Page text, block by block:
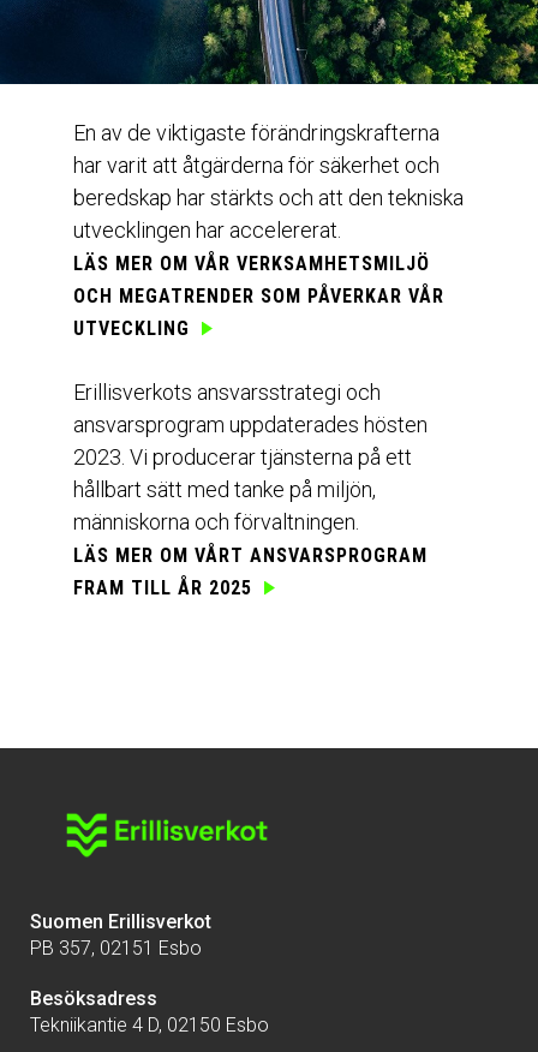
En av de viktigaste förändringskrafterna
har varit att åtgärderna för säkerhet och
beredskap har stärkts och att den tekniska
utvecklingen har accelererat.
LÄS MER OM VÅR VERKSAMHETSMILJÖ
OCH MEGATRENDER SOM PÅVERKAR VÅR
UTVECKLING
Erillisverkots ansvarsstrategi och
ansvarsprogram uppdaterades hösten
2023. Vi producerar tjänsterna på ett
hållbart sätt med tanke på miljön,
människorna och förvaltningen.
LÄS MER OM VÅRT ANSVARSPROGRAM
FRAM TILL ÅR 2025
Suomen Erillisverkot
PB 357, 02151 Esbo
Besöksadress
Tekniikantie 4 D, 02150 Esbo